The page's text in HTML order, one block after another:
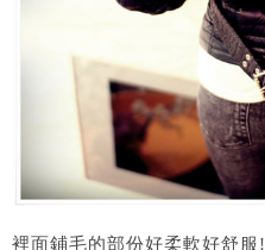
裡面鋪毛的部份好柔軟好舒服!